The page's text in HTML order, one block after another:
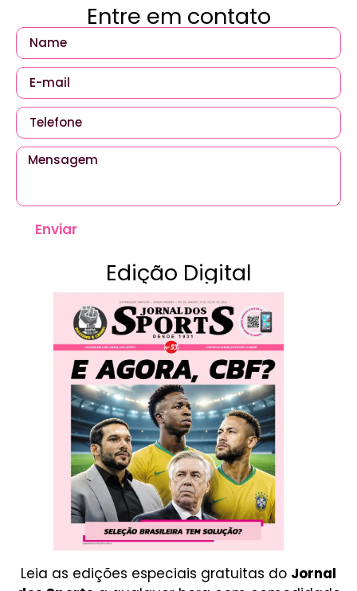
Entre em contato
Enviar
Edição Digital
Leia as edições especiais gratuitas do Jornal